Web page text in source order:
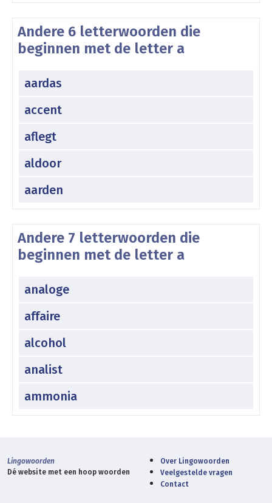
Andere 6 letterwoorden die
beginnen met de letter a
aardas
accent
aflegt
aldoor
aarden
Andere 7 letterwoorden die
beginnen met de letter a
analoge
affaire
alcohol
analist
ammonia
Lingowoorden
Dé website met een hoop woorden
Over Lingowoorden
Veelgestelde vragen
Contact